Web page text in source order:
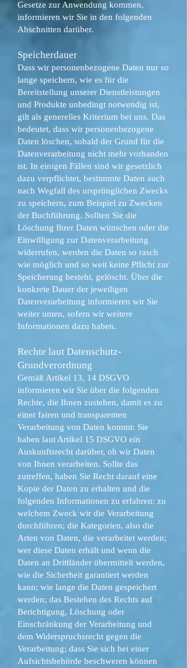
Gesetze zur Anwendung kommen,
informieren wir Sie in den folgenden
Abschnitten darüber.
Speicherdauer
Dass wir personenbezogene Daten nur so
lange speichern, wie es für die
Bereitstellung unserer Dienstleistungen
und Produkte unbedingt notwendig ist,
gilt als generelles Kriterium bei uns. Das
bedeutet, dass wir personenbezogene
Daten löschen, sobald der Grund für die
Datenverarbeitung nicht mehr vorhanden
ist. In einigen Fällen sind wir gesetzlich
dazu verpflichtet, bestimmte Daten auch
nach Wegfall des ursprünglichen Zwecks
zu speichern, zum Beispiel zu Zwecken
der Buchführung. Sollten Sie die
Löschung Ihrer Daten wünschen oder die
Einwilligung zur Datenverarbeitung
widerrufen, werden die Daten so rasch
wie möglich und so weit keine Pflicht zur
Speicherung besteht, gelöscht. Über die
konkrete Dauer der jeweiligen
Datenverarbeitung informieren wir Sie
weiter unten, sofern wir weitere
Informationen dazu haben.
Rechte laut Datenschutz-
Grundverordnung
Gemäß Artikel 13, 14 DSGVO
informieren wir Sie über die folgenden
Rechte, die Ihnen zustehen, damit es zu
einer fairen und transparenten
Verarbeitung von Daten kommt: Sie
haben laut Artikel 15 DSGVO ein
Auskunftsrecht darüber, ob wir Daten
von Ihnen verarbeiten. Sollte das
zutreffen, haben Sie Recht darauf eine
Kopie der Daten zu erhalten und die
folgenden Informationen zu erfahren: zu
welchem Zweck wir die Verarbeitung
durchführen; die Kategorien, also die
Arten von Daten, die verarbeitet werden;
wer diese Daten erhält und wenn die
Daten an Drittländer übermittelt werden,
wie die Sicherheit garantiert werden
kann; wie lange die Daten gespeichert
werden; das Bestehen des Rechts auf
Berichtigung, Löschung oder
Einschränkung der Verarbeitung und
dem Widerspruchsrecht gegen die
Verarbeitung; dass Sie sich bei einer
Aufsichtsbehörde beschweren können